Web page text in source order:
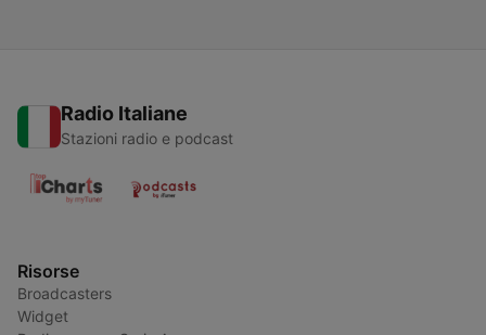
Radio Italiane
Stazioni radio e podcast
Risorse
Broadcasters
Widget